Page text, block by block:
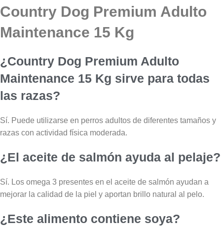
Country Dog Premium Adulto
Maintenance 15 Kg
¿Country Dog Premium Adulto
Maintenance 15 Kg sirve para todas
las razas?
Sí. Puede utilizarse en perros adultos de diferentes tamaños y
razas con actividad física moderada.
¿El aceite de salmón ayuda al pelaje?
Sí. Los omega 3 presentes en el aceite de salmón ayudan a
mejorar la calidad de la piel y aportan brillo natural al pelo.
¿Este alimento contiene soya?